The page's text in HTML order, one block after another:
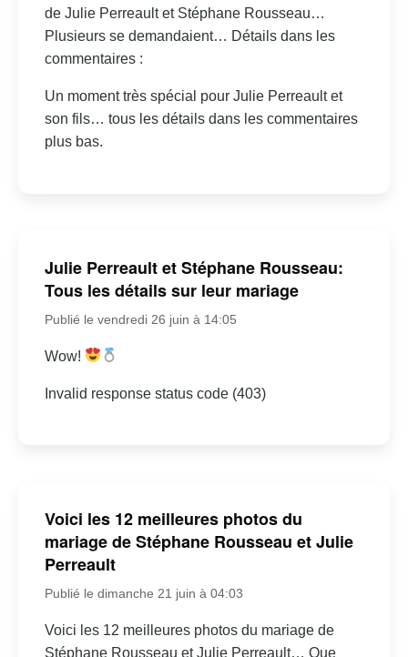
de Julie Perreault et Stéphane Rousseau…
Plusieurs se demandaient… Détails dans les
commentaires :
Un moment très spécial pour Julie Perreault et
son fils… tous les détails dans les commentaires
plus bas.
Julie Perreault et Stéphane Rousseau:
Tous les détails sur leur mariage
Publié le vendredi 26 juin à 14:05
Wow!
Invalid response status code (403)
Voici les 12 meilleures photos du
mariage de Stéphane Rousseau et Julie
Perreault
Publié le dimanche 21 juin à 04:03
Voici les 12 meilleures photos du mariage de
Stéphane Rousseau et Julie Perreault… Que